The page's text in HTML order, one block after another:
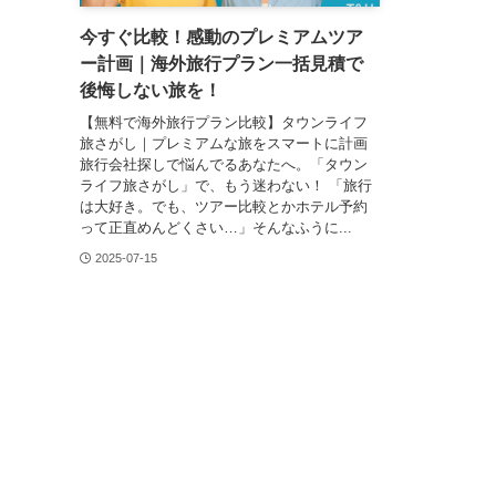
今すぐ比較！感動のプレミアムツア
ー計画｜海外旅行プラン一括見積で
後悔しない旅を！
【無料で海外旅行プラン比較】タウンライフ
旅さがし｜プレミアムな旅をスマートに計画
旅行会社探しで悩んでるあなたへ。「タウン
ライフ旅さがし」で、もう迷わない！ 「旅行
は大好き。でも、ツアー比較とかホテル予約
って正直めんどくさい…」そんなふうに...
2025-07-15